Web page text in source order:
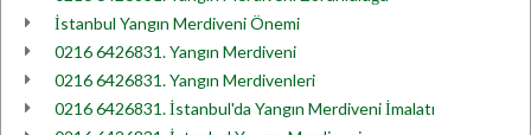
İstanbul Yangın Merdiveni Önemi
0216 6426831. Yangın Merdiveni
0216 6426831. Yangın Merdivenleri
0216 6426831. İstanbul'da Yangın Merdiveni İmalatı